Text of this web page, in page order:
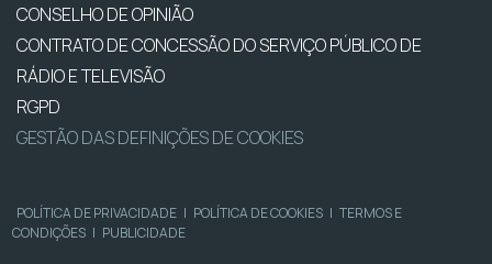
CONSELHO DE OPINIÃO
CONTRATO DE CONCESSÃO DO SERVIÇO PÚBLICO DE
RÁDIO E TELEVISÃO
RGPD
GESTÃO DAS DEFINIÇÕES DE COOKIES
POLÍTICA DE PRIVACIDADE | POLÍTICA DE COOKIES | TERMOS E
CONDIÇÕES | PUBLICIDADE